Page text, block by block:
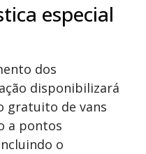
especial
dos
disponibilizará
gratuito de vans
a pontos
o